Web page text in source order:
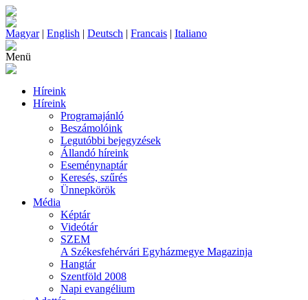
Magyar| English | Deutsch | Francais | Italiano
Menü
Híreink
Híreink
Programajánló
Beszámolóink
Legutóbbi bejegyzések
Állandó híreink
Eseménynaptár
Keresés, szűrés
Ünnepkörök
Média
Képtár
Videótár
SZEM
A Székesfehérvári Egyházmegye Magazinja
Hangtár
Szentföld 2008
Napi evangélium